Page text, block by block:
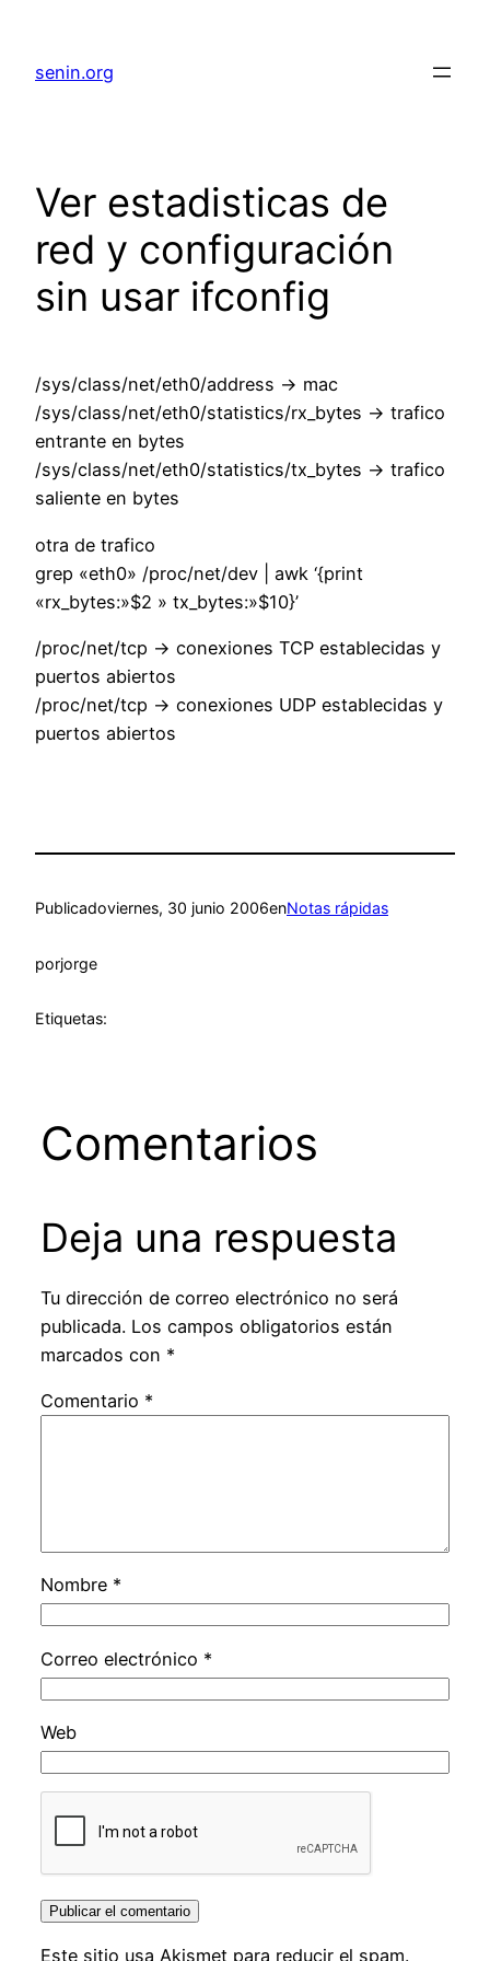
senin.org
Ver estadisticas de
red y configuración
sin usar ifconfig
/sys/class/net/eth0/address -> mac
/sys/class/net/eth0/statistics/rx_bytes -> trafico
entrante en bytes
/sys/class/net/eth0/statistics/tx_bytes -> trafico
saliente en bytes
otra de trafico
grep «eth0» /proc/net/dev | awk ‘{print
«rx_bytes:»$2 » tx_bytes:»$10}’
/proc/net/tcp -> conexiones TCP establecidas y
puertos abiertos
/proc/net/tcp -> conexiones UDP establecidas y
puertos abiertos
Publicadoviernes, 30 junio 2006enNotas rápidas
porjorge
Etiquetas:
Comentarios
Deja una respuesta
Tu dirección de correo electrónico no será
publicada. Los campos obligatorios están
marcados con *
Comentario *
Nombre *
Correo electrónico *
Web
Este sitio usa Akismet para reducir el spam.